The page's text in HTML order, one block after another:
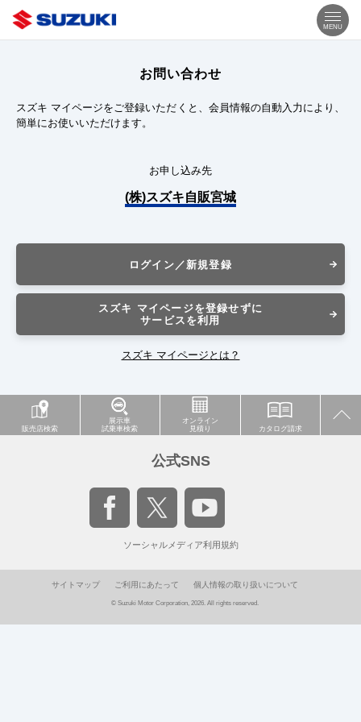
MENU
お問い合わせ
スズキ マイページをご登録いただくと、会員情報の自動入力により、
簡単にお使いいただけます。
お申し込み先
(株)スズキ自販宮城
ログイン／新規登録
スズキ マイページを登録せずに
サービスを利用
スズキ マイページとは？
販売店検索
展示車
試乗車検索
オンライン
見積り
カタログ請求
公式SNS
ソーシャルメディア利用規約
サイトマップ ご利用にあたって 個人情報の取り扱いについて
© Suzuki Motor Corporation, 2026. All rights reserved.